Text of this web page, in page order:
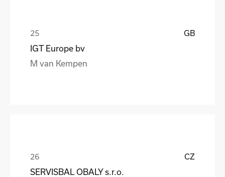
GB
IGT Europe bv
M van Kempen
CZ
SERVISBAL OBALY s.r.o.